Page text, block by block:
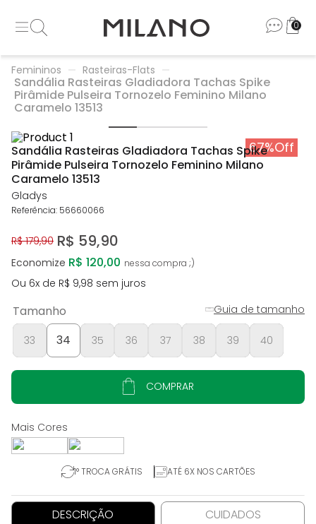
0
Femininos Rasteiras-Flats
Sandália Rasteiras Gladiadora Tachas Spike
Pirâmide Pulseira Tornozelo Feminino Milano
Caramelo 13513
67%Off
Sandália Rasteiras Gladiadora Tachas Spike
Pirâmide Pulseira Tornozelo Feminino Milano
Caramelo 13513
Gladys
Referência: 56660066
R$ 179,90 R$ 59,90
Economize R$ 120,00
Ou 6x de R$ 9,98 sem juros
Tamanho
33 34 35 36 37 38 39 40
Guia de tamanho
COMPRAR
1° TROCA GRÁTIS ATÉ 6X NOS CARTÕES
DESCRIÇÃO CUIDADOS